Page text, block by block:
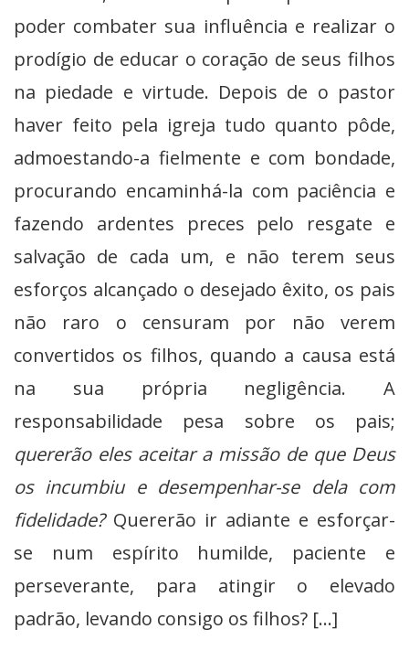
poder combater sua influência e realizar o
prodígio de educar o coração de seus filhos
na piedade e virtude. Depois de o pastor
haver feito pela igreja tudo quanto pôde,
admoestando-a fielmente e com bondade,
procurando encaminhá-la com paciência e
fazendo ardentes preces pelo resgate e
salvação de cada um, e não terem seus
esforços alcançado o desejado êxito, os pais
não raro o censuram por não verem
convertidos os filhos, quando a causa está
na sua própria negligência. A
responsabilidade pesa sobre os pais;
quererão eles aceitar a missão de que Deus
os incumbiu e desempenhar-se dela com
fidelidade?Quererão ir adiante e esforçar-
se num espírito humilde, paciente e
perseverante, para atingir o elevado
padrão, levando consigo os filhos? […]